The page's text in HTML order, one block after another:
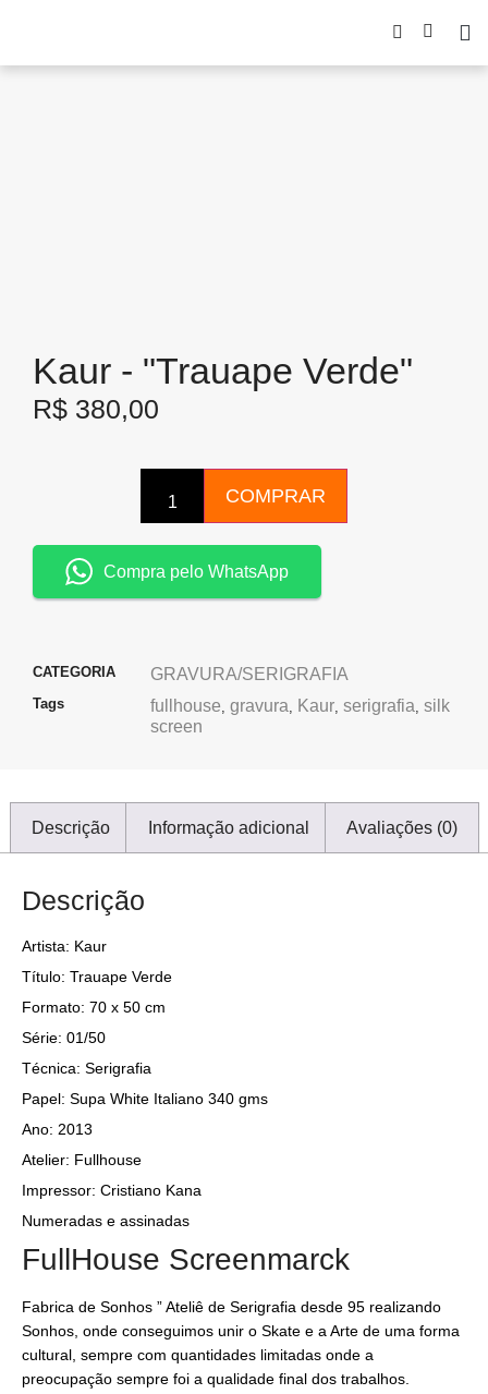
Kaur - "Trauape Verde"
R$ 380,00
COMPRAR
Compra pelo WhatsApp
CATEGORIA GRAVURA/SERIGRAFIA
Tags fullhouse, gravura, Kaur, serigrafia, silk
screen
Descrição Informação adicional Avaliações (0)
Descrição
Artista: Kaur
Título: Trauape Verde
Formato: 70 x 50 cm
Série: 01/50
Técnica: Serigrafia
Papel: Supa White Italiano 340 gms
Ano: 2013
Atelier: Fullhouse
Impressor: Cristiano Kana
Numeradas e assinadas
FullHouse Screenmarck
Fabrica de Sonhos ” Ateliê de Serigrafia desde 95 realizando
Sonhos, onde conseguimos unir o Skate e a Arte de uma forma
cultural, sempre com quantidades limitadas onde a
preocupação sempre foi a qualidade final dos trabalhos.